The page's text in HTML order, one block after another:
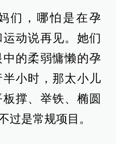
们，哪怕是在孕
动说再见。她们
的柔弱慵懒的孕
小时，那太小儿
撑、举铁、椭圆
过是常规项目。